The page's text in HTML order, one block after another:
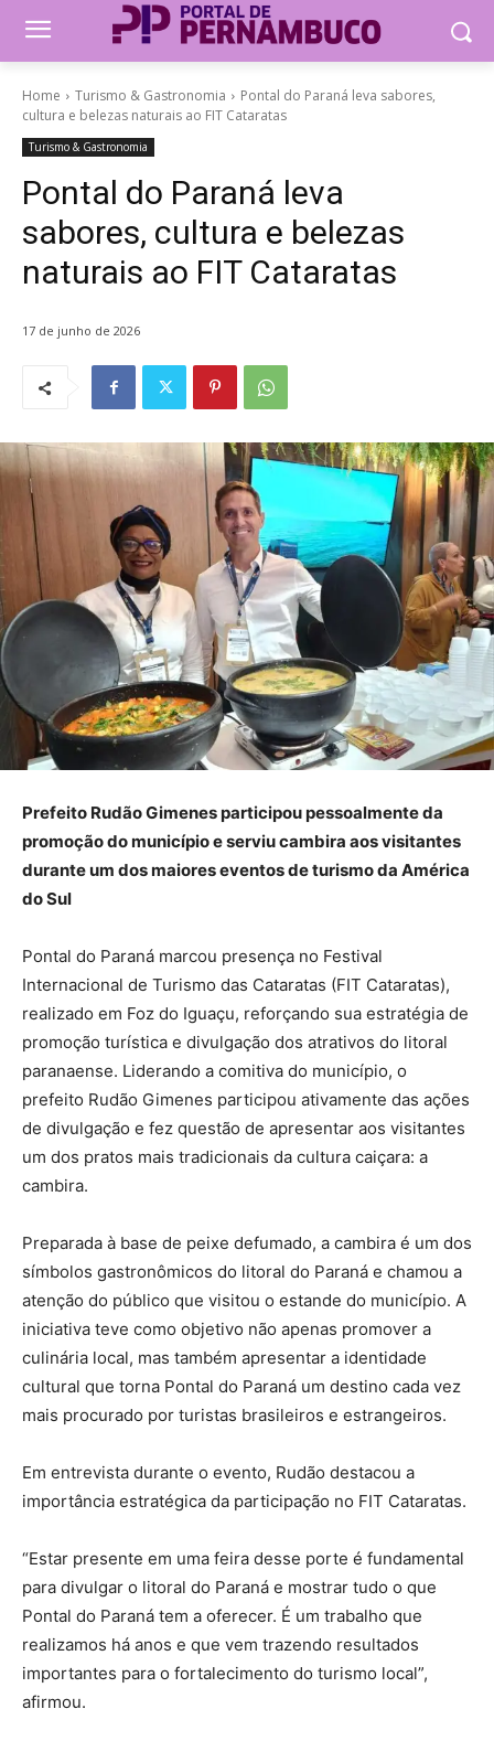
Home Turismo & Gastronomia
Pontal do Paraná leva sabores,
cultura e belezas naturais ao FIT Cataratas
Turismo & Gastronomia
Pontal do Paraná leva
sabores, cultura e belezas
naturais ao FIT Cataratas
17 de junho de 2026
Prefeito Rudão Gimenes participou pessoalmente da
promoção do município e serviu cambira aos visitantes
durante um dos maiores eventos de turismo da América
do Sul
Pontal do Paraná marcou presença no Festival
Internacional de Turismo das Cataratas (FIT Cataratas),
realizado em Foz do Iguaçu, reforçando sua estratégia de
promoção turística e divulgação dos atrativos do litoral
paranaense. Liderando a comitiva do município, o
prefeito Rudão Gimenes participou ativamente das ações
de divulgação e fez questão de apresentar aos visitantes
um dos pratos mais tradicionais da cultura caiçara: a
cambira.
Preparada à base de peixe defumado, a cambira é um dos
símbolos gastronômicos do litoral do Paraná e chamou a
atenção do público que visitou o estande do município. A
iniciativa teve como objetivo não apenas promover a
culinária local, mas também apresentar a identidade
cultural que torna Pontal do Paraná um destino cada vez
mais procurado por turistas brasileiros e estrangeiros.
Em entrevista durante o evento, Rudão destacou a
importância estratégica da participação no FIT Cataratas.
“Estar presente em uma feira desse porte é fundamental
para divulgar o litoral do Paraná e mostrar tudo o que
Pontal do Paraná tem a oferecer. É um trabalho que
realizamos há anos e que vem trazendo resultados
importantes para o fortalecimento do turismo local”,
afirmou.